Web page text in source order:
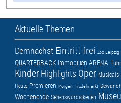
Aktuelle Themen
Demnächst Eintritt frei Zoo Leipzig
QUARTERBACK Immobilien ARENA
Kinder Highlights Oper Musicals
Heute Premieren Morgen Trödelmarkt
Wochenende Sehenswürdigkeiten